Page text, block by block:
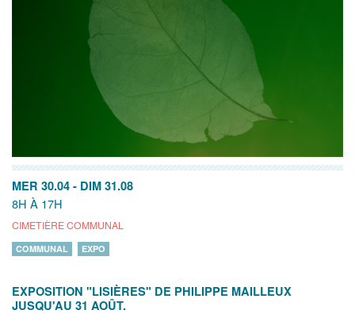
MER 30.04 - DIM 31.08
8H À 17H
CIMETIÈRE COMMUNAL
COMMUNAL EXPO
EXPOSITION "LISIÈRES" DE PHILIPPE MAILLEUX
JUSQU'AU 31 AOÛT.